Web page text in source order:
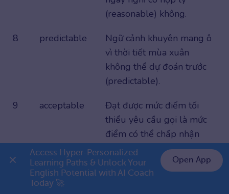
(reasonable) không.
8
predictable
Ngữ cảnh khuyên mang ô
vì thời tiết mùa xuân
không thể dự đoán trước
(predictable).
9
acceptable
Đạt được mức điểm tối
thiểu yêu cầu gọi là mức
điểm có thể chấp nhận
(acceptable).
adjustable
Phần tựa đầu của ghế xe
👉 Premium 1 năm chỉ 799K
Access Hyper-Personalized
Learning Paths & Unlock Your
English Potential with AI Coach
Today 🚀
Open App